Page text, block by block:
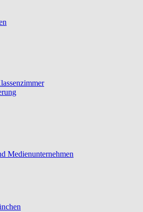
Medienunternehmen